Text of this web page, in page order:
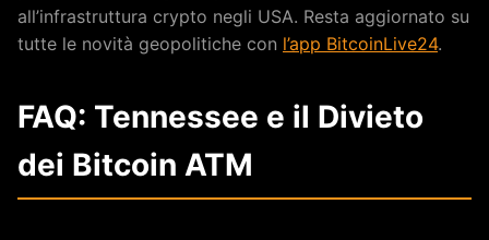
all’infrastruttura crypto negli USA. Resta aggiornato su
tutte le novità geopolitiche con l’app BitcoinLive24.
FAQ: Tennessee e il Divieto
dei Bitcoin ATM